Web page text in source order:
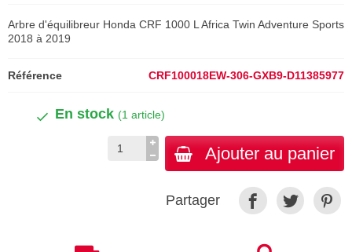
Arbre d'équilibreur Honda CRF 1000 L Africa Twin Adventure Sports
2018 à 2019
Référence CRF100018EW-306-GXB9-D11385977
En stock (1 article)
Ajouter au panier
Partager